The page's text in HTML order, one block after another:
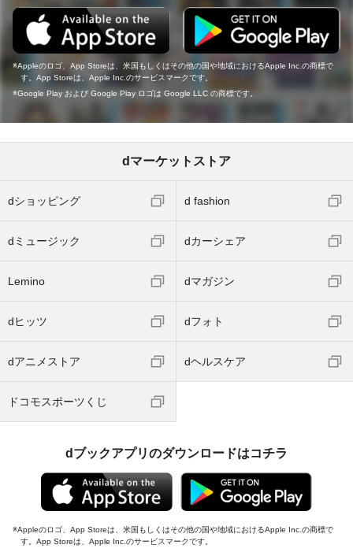
Appleのロゴ、App Storeは、米国もしくはその他の国や地域におけるApple Inc.の商標で
す。App Storeは、Apple Inc.のサービスマークです。
Google Play および Google Play ロゴは Google LLC の商標です。
dマーケットストア
dショッピング d fashion
dミュージック dカーシェア
Lemino dマガジン
dヒッツ dフォト
dアニメストア dヘルスケア
ドコモスポーツくじ
dブックアプリのダウンロードはコチラ
Appleのロゴ、App Storeは、米国もしくはその他の国や地域におけるApple Inc.の商標で
す。App Storeは、Apple Inc.のサービスマークです。